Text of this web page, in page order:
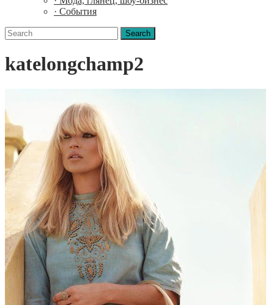
· События
Search
for:
katelongchamp2